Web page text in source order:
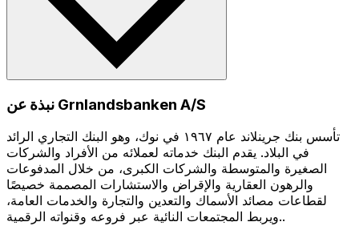
نبذة عن Grnlandsbanken A/S
تأسس بنك جرينلاند عام ١٩٦٧ في نوك، وهو البنك التجاري الرائد
في البلاد. يقدم البنك خدماته لعملائه من الأفراد والشركات
الصغيرة والمتوسطة والشركات الكبرى، من خلال المدفوعات
والرهون العقارية والإقراض والاستشارات المصممة خصيصًا
لقطاعات مصائد الأسماك والتعدين والتجارة والخدمات العامة،
ويربط المجتمعات النائية عبر فروعه وقنواته الرقمية..